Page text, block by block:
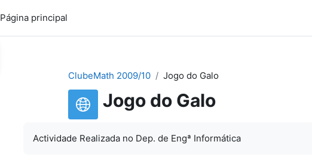
Página principal
ClubeMath 2009/10 Jogo do Galo
Jogo do Galo
Actividade Realizada no Dep. de Engª Informática